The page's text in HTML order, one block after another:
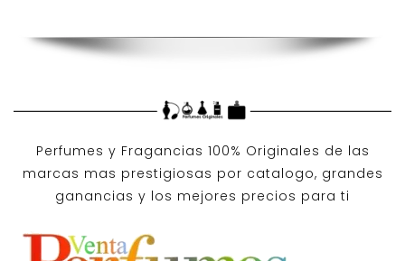
Perfumes y Fragancias 100% Originales de las
marcas mas prestigiosas por catalogo, grandes
ganancias y los mejores precios para ti